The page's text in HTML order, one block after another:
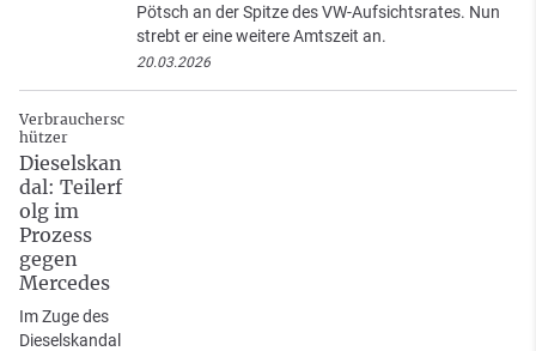
Pötsch an der Spitze des VW-Aufsichtsrates. Nun
strebt er eine weitere Amtszeit an.
20.03.2026
Verbrauchersc
hützer
Dieselskan
dal: Teilerf
olg im
Prozess
gegen
Mercedes
Im Zuge des
Dieselskandal